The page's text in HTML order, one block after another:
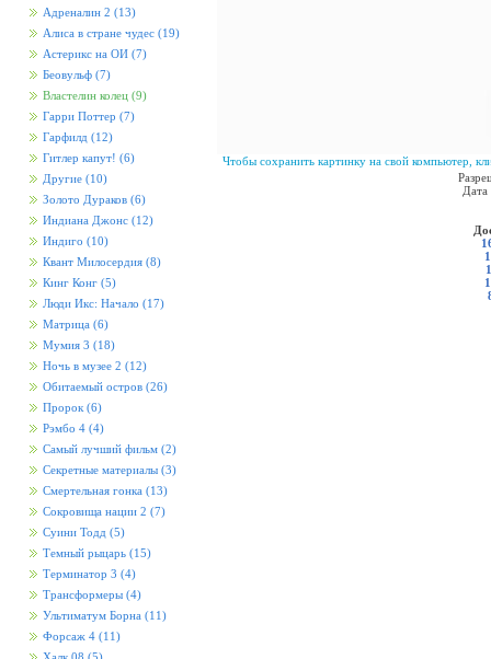
Адреналин 2 (13)
Алиса в стране чудес (19)
Астерикс на ОИ (7)
Беовульф (7)
Властелин колец (9)
Гарри Поттер (7)
Гарфилд (12)
Гитлер капут! (6)
Другие (10)
Золото Дураков (6)
Индиана Джонс (12)
Индиго (10)
Квант Милосердия (8)
Кинг Конг (5)
Люди Икс: Начало (17)
Матрица (6)
Мумия 3 (18)
Ночь в музее 2 (12)
Обитаемый остров (26)
Пророк (6)
Рэмбо 4 (4)
Самый лучший фильм (2)
Секретные материалы (3)
Смертельная гонка (13)
Сокровища нации 2 (7)
Суини Тодд (5)
Темный рыцарь (15)
Терминатор 3 (4)
Трансформеры (4)
Ультиматум Борна (11)
Форсаж 4 (11)
Чтобы сохранить картинку на свой компьютер,
Дата